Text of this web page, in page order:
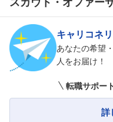
キャリコネ
あなたの希望
人をお届け！
転職サポー
詳